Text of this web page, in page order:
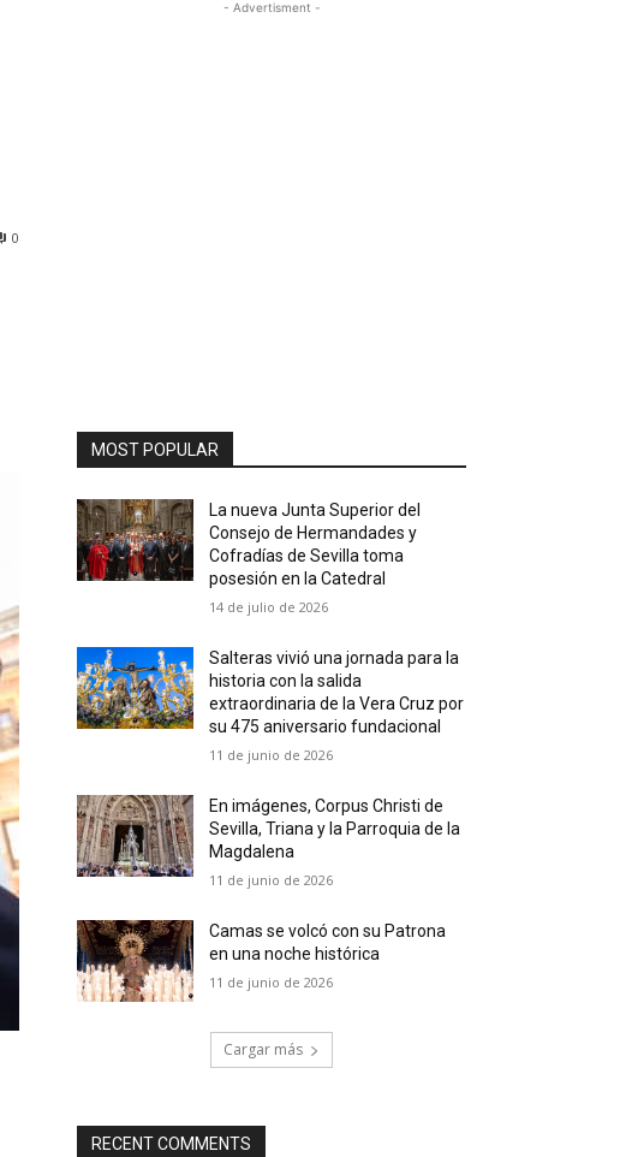
0
- Advertisment -
MOST POPULAR
La nueva Junta Superior del
Consejo de Hermandades y
Cofradías de Sevilla toma
posesión en la Catedral
14 de julio de 2026
Salteras vivió una jornada para la
historia con la salida
extraordinaria de la Vera Cruz por
su 475 aniversario fundacional
11 de junio de 2026
En imágenes, Corpus Christi de
Sevilla, Triana y la Parroquia de la
Magdalena
11 de junio de 2026
Camas se volcó con su Patrona
en una noche histórica
11 de junio de 2026
Cargar más
RECENT COMMENTS